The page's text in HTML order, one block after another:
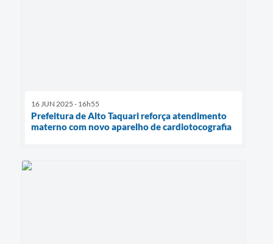
16 JUN 2025 - 16h55
Prefeitura de Alto Taquari reforça atendimento
materno com novo aparelho de cardiotocografia